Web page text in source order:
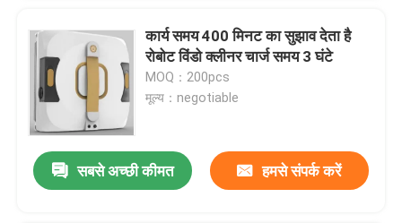
कार्य समय 400 मिनट का सुझाव देता है
रोबोट विंडो क्लीनर चार्ज समय 3 घंटे
MOQ：200pcs
मूल्य：negotiable
सबसे अच्छी कीमत हमसे संपर्क करें